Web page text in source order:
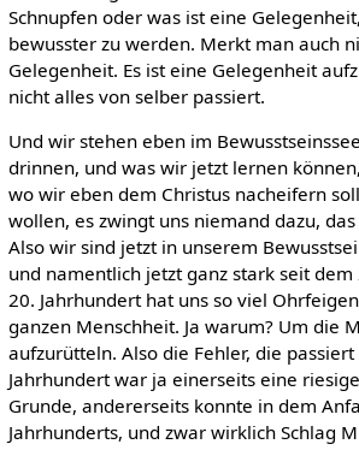
Schnupfen oder was ist eine
bewusster zu werden. Merkt man auch
Gelegenheit. Es ist eine Gelegenheit
nicht alles von selber passiert.
Und wir stehen eben im
drinnen, und was wir jetzt lernen
wo wir eben dem Christus nacheifern
wollen, es zwingt uns niemand dazu,
Also wir sind jetzt in unserem
und namentlich jetzt ganz stark seit dem
20. Jahrhundert hat uns so viel
ganzen Menschheit. Ja warum? Um die
aufzurütteln. Also die Fehler, die passiert
Jahrhundert war ja einerseits eine
Grunde, andererseits konnte in dem
Jahrhunderts, und zwar wirklich Schlag